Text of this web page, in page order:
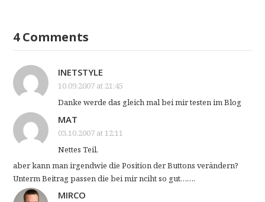
4 Comments
INETSTYLE
10.09.2007 at 21:45
Danke werde das gleich mal bei mir testen im Blog
MAT
03.10.2007 at 12:11
Nettes Teil,
aber kann man irgendwie die Position der Buttons verändern?
Unterm Beitrag passen die bei mir nciht so gut…….
MIRCO